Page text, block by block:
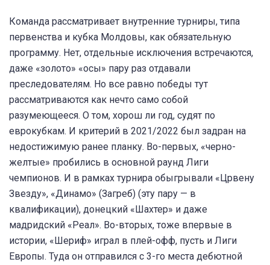
Команда рассматривает внутренние турниры, типа
первенства и кубка Молдовы, как обязательную
программу. Нет, отдельные исключения встречаются,
даже «золото» «осы» пару раз отдавали
преследователям. Но все равно победы тут
рассматриваются как нечто само собой
разумеющееся. О том, хорош ли год, судят по
еврокубкам. И критерий в 2021/2022 был задран на
недостижимую ранее планку. Во-первых, «черно-
желтые» пробились в основной раунд Лиги
чемпионов. И в рамках турнира обыгрывали «Црвену
Звезду», «Динамо» (Загреб) (эту пару — в
квалификации), донецкий «Шахтер» и даже
мадридский «Реал». Во-вторых, тоже впервые в
истории, «Шериф» играл в плей-офф, пусть и Лиги
Европы. Туда он отправился с 3-го места дебютной